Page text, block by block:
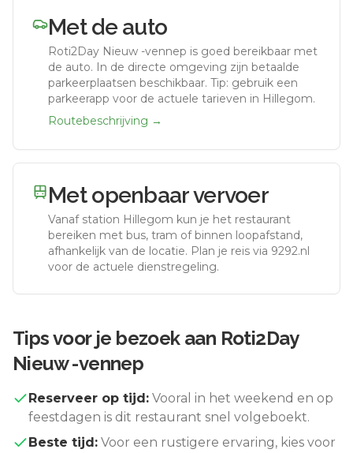
Met de auto
Roti2Day Nieuw -vennep is goed bereikbaar met
de auto. In de directe omgeving zijn betaalde
parkeerplaatsen beschikbaar. Tip: gebruik een
parkeerapp voor de actuele tarieven in Hillegom.
Routebeschrijving →
Met openbaar vervoer
Vanaf station Hillegom kun je het restaurant
bereiken met bus, tram of binnen loopafstand,
afhankelijk van de locatie. Plan je reis via 9292.nl
voor de actuele dienstregeling.
Tips voor je bezoek aan Roti2Day
Nieuw -vennep
Reserveer op tijd: Vooral in het weekend en op
feestdagen is dit restaurant snel volgeboekt.
Beste tijd: Voor een rustigere ervaring, kies voor